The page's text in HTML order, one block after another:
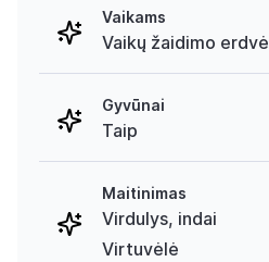
Vaikams
Vaikų žaidimo erdvė
Gyvūnai
Taip
Maitinimas
Virdulys, indai
Virtuvėlė